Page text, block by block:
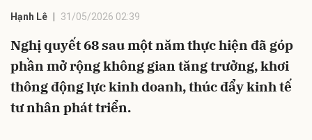
Hạnh Lê 31/05/2026 02:39
Nghị quyết 68 sau một năm thực hiện đã góp
phần mở rộng không gian tăng trưởng, khơi
thông động lực kinh doanh, thúc đẩy kinh tế
tư nhân phát triển.
Hủy